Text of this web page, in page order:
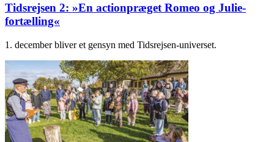
Tidsrejsen 2: »En actionpræget Romeo og Julie-
fortælling«
1. december bliver et gensyn med Tidsrejsen-universet.